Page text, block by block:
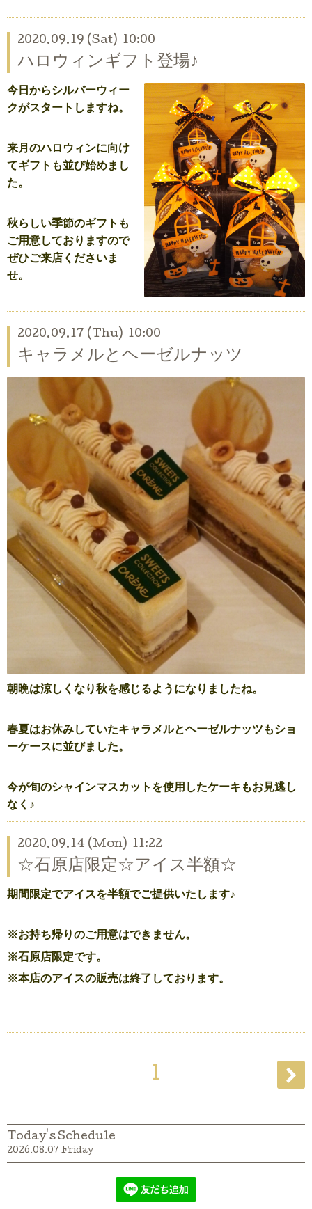
2020.09.19 (Sat) 10:00
ハロウィンギフト登場♪
今日からシルバーウィー
クがスタートしますね。
来月のハロウィンに向け
てギフトも並び始めまし
た。
秋らしい季節のギフトも
ご用意しておりますので
ぜひご来店くださいま
せ。
2020.09.17 (Thu) 10:00
キャラメルとヘーゼルナッツ
朝晩は涼しくなり秋を感じるようになりましたね。
春夏はお休みしていたキャラメルとヘーゼルナッツもショ
ーケースに並びました。
今が旬のシャインマスカットを使用したケーキもお見逃し
なく♪
2020.09.14 (Mon) 11:22
☆石原店限定☆アイス半額☆
期間限定でアイスを半額でご提供いたします♪
※お持ち帰りのご用意はできません。
※石原店限定です。
※本店のアイスの販売は終了しております。
1
Today's Schedule
2026.08.07 Friday